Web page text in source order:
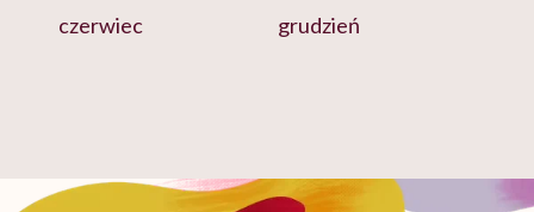
czerwiec
grudzień